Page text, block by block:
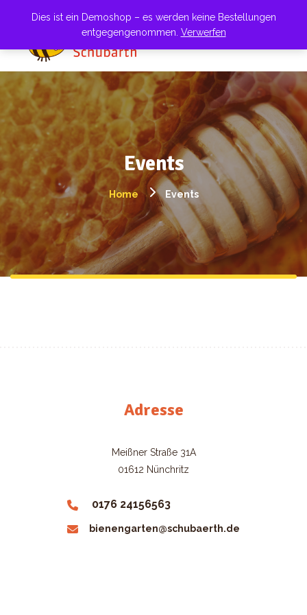
Events
Home Events
Adresse
Meißner Straße 31A
01612 Nünchritz
0176 24156563
bienengarten@schubaerth.de
Dies ist ein Demoshop – es werden keine Bestellungen
entgegengenommen. Verwerfen